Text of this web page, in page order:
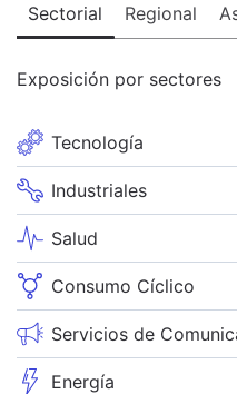
Sectorial Regional
Exposición por sectores
Tecnología
Industriales
Salud
Consumo Cíclico
Servicios de
Energía